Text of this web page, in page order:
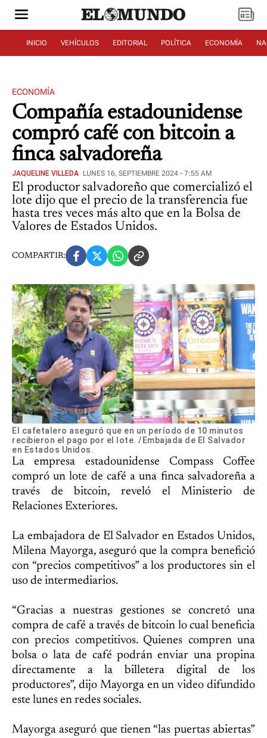
INICIO VEHÍCULOS EDITORIAL POLÍTICA ECONOMÍA
ECONOMÍA
Compañía estadounidense
compró café con bitcoin a
finca salvadoreña
JAQUELINE VILLEDA LUNES 16, SEPTIEMBRE 2024 - 7:55 AM
El productor salvadoreño que comercializó el
lote dijo que el precio de la transferencia fue
hasta tres veces más alto que en la Bolsa de
Valores de Estados Unidos.
COMPARTIR:
El cafetalero aseguró que en un período de 10 minutos
recibieron el pago por el lote. /Embajada de El Salvador
en Estados Unidos.
La empresa estadounidense Compass Coffee
compró un lote de café a una finca salvadoreña a
través de bitcoin, reveló el Ministerio de
Relaciones Exteriores.
La embajadora de El Salvador en Estados Unidos,
Milena Mayorga, aseguró que la compra benefició
con “precios competitivos” a los productores sin el
uso de intermediarios.
“Gracias a nuestras gestiones se concretó una
compra de café a través de bitcoin lo cual beneficia
con precios competitivos. Quienes compren una
bolsa o lata de café podrán enviar una propina
directamente a la billetera digital de los
productores”, dijo Mayorga en un video difundido
este lunes en redes sociales.
Mayorga aseguró que tienen “las puertas abiertas”